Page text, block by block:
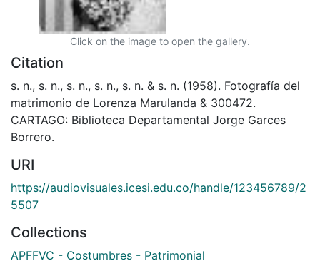
Click on the image to open the gallery.
Citation
s. n., s. n., s. n., s. n., s. n. & s. n. (1958). Fotografía del
matrimonio de Lorenza Marulanda & 300472.
CARTAGO: Biblioteca Departamental Jorge Garces
Borrero.
URI
https://audiovisuales.icesi.edu.co/handle/123456789/2
5507
Collections
APFFVC - Costumbres - Patrimonial